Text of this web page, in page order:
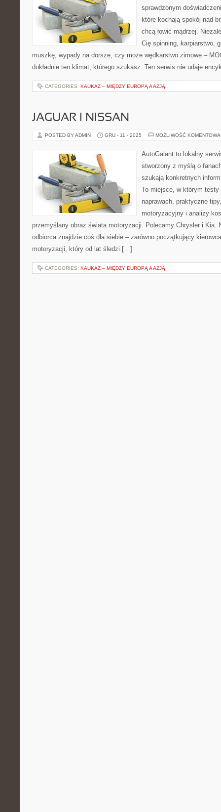
sprawdzonym
które kochają spokój nad
chcą łowić mądrzej.
Cię spinning, karpiarstwo,
muszkę, wypady na dorsze, czy może wędkarstwo zimowe –
dokładnie ten klimat, którego szukasz. Ten serwis nie udaje
CATEGORIES: KAUKAZ – MIĘDZY EUROPĄ A AZJĄ
JAGUAR I NISSAN
POSTED BY ADMIN GRU - 11 - 2025 MOŻLIWOŚĆ
AutoGalant to lokalny
stworzony z myślą o
szukają konkretnych
To miejsce, w którym
naprawach, praktyczne
motoryzacyjny i analizy
przemyślany obraz świata motoryzacji. Polecamy Chrysler i Kia.
odbiorca znajdzie coś dla siebie – zarówno początkujący
motoryzacji, który od lat śledzi […]
CATEGORIES: KAUKAZ – MIĘDZY EUROPĄ A AZJĄ